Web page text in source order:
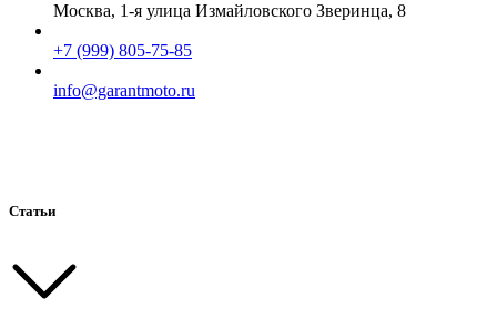
Москва, 1-я улица Измайловского Зверинца, 8
+7 (999) 805-75-85
info@garantmoto.ru
Статьи